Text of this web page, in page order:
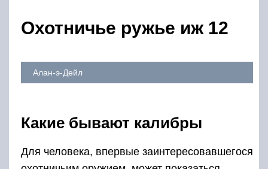
Охотничье ружье иж 12
Алан-э-Дейл
Какие бывают калибры
Для человека, впервые заинтересовавшегося